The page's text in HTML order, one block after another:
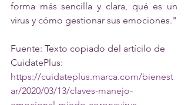
forma más sencilla y clara, qué es un
virus y cómo gestionar sus emociones."
Fuente: Texto copiado del artícilo de
CuidatePlus:
https://cuidateplus.marca.com/bienest
ar/2020/03/13/claves-manejo-